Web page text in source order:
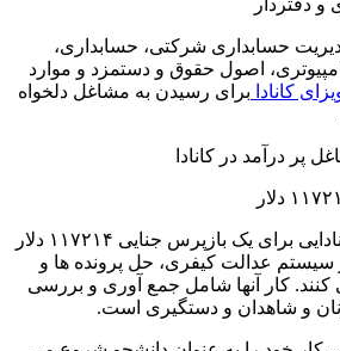
و دفتردار
حسابداری شرکتی، حسابداری،
اصول حقوق و دستمزد و موارد
کانادا برای رسیدن به مشاغل دلخواه
متوسط ​​حقوق سالانه کانادایی برای یک بازپرس جنایی ۱۱۷۲۱۴ دلار
سیستم عدالت کیفری، حل پرونده ها و
کار آنها شامل جمع آوری و بررسی
و شاهدان و دستگیری است.